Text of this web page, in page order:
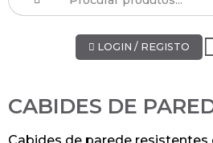
LOGIN / REGISTO
CABIDES DE